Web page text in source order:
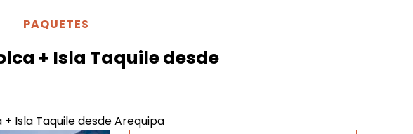
PAQUETES
+ Isla Taquile desde
Isla Taquile desde Arequipa